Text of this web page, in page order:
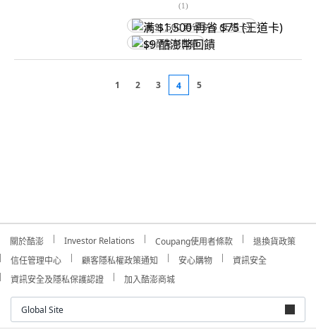
(1)
满 $1,500 再省 $75 (王道卡)
$9 酷澎幣回饋
1 2 3 4 5
關於酷澎 Investor Relations Coupang使用者條款
退換貨政策
信任管理中心
顧客隱私權政策通知 安心購物
資訊安全
資訊安全及隱私保護認證
加入酷澎商城
Global Site